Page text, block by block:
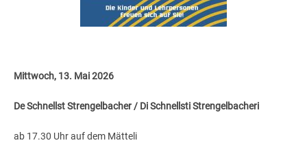
Mittwoch, 13. Mai 2026
De Schnellst Strengelbacher / Di Schnellsti Strengelbacheri
ab 17.30 Uhr auf dem Mätteli